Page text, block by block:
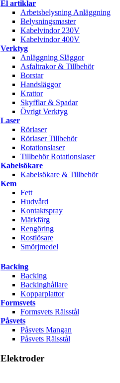
El artiklar
Arbetsbelysning Anläggning
Belysningsmaster
Kabelvindor 230V
Kabelvindor 400V
Verktyg
Anläggning Släggor
Asfaltrakor & Tillbehör
Borstar
Handsläggor
Krattor
Skyfflar & Spadar
Övrigt Verktyg
Laser
Rörlaser
Rörlaser Tillbehör
Rotationslaser
Tillbehör Rotationslaser
Kabelsökare
Kabelsökare & Tillbehör
Kem
Fett
Hudvård
Kontaktspray
Märkfärg
Rengöring
Rostlösare
Smörjmedel
Backing
Backing
Backinghållare
Kopparplattor
Formsvets
Formsvets Rälsstål
Påsvets
Påsvets Mangan
Påsvets Rälsstål
Elektroder